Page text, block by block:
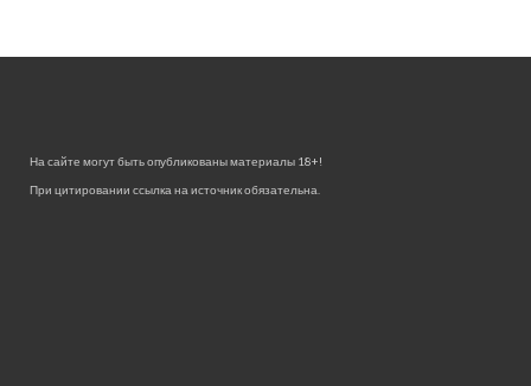
На сайте могут быть опубликованы материалы 18+!
При цитировании ссылка на источник обязательна.